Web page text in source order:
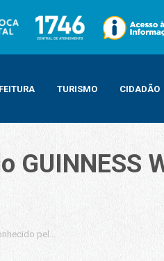
TURISMO CIDADÃO
pelo GUINNESS WORLD